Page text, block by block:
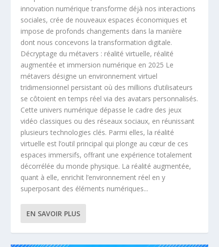
innovation numérique transforme déjà nos interactions
sociales, crée de nouveaux espaces économiques et
impose de profonds changements dans la manière
dont nous concevons la transformation digitale.
Décryptage du métavers : réalité virtuelle, réalité
augmentée et immersion numérique en 2025 Le
métavers désigne un environnement virtuel
tridimensionnel persistant où des millions d’utilisateurs
se côtoient en temps réel via des avatars personnalisés.
Cette univers numérique dépasse le cadre des jeux
vidéo classiques ou des réseaux sociaux, en réunissant
plusieurs technologies clés. Parmi elles, la réalité
virtuelle est l’outil principal qui plonge au cœur de ces
espaces immersifs, offrant une expérience totalement
décorrélée du monde physique. La réalité augmentée,
quant à elle, enrichit l’environnement réel en y
superposant des éléments numériques...
EN SAVOIR PLUS